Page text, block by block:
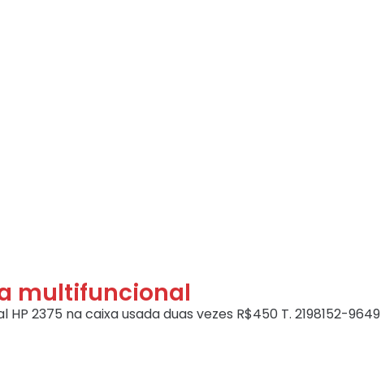
multifuncional
2375 na caixa usada duas vezes R$450 T. 2198152-9649